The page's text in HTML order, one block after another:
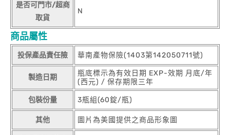
是否可門市/超商
取貨
N
商品屬性
投保產品責任險 華南產物保險(1403第142050711號)
製造日期
瓶底標示為有效日期 EXP-效期 月底/年
(西元) / 保存期限三年
包裝份量 3瓶組(60錠/瓶)
其他 圖片為美國提供之商品形象圖